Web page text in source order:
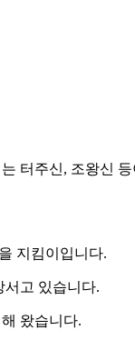
터주신, 조왕신
지킴이입니다.
서고 있습니다.
왔습니다.